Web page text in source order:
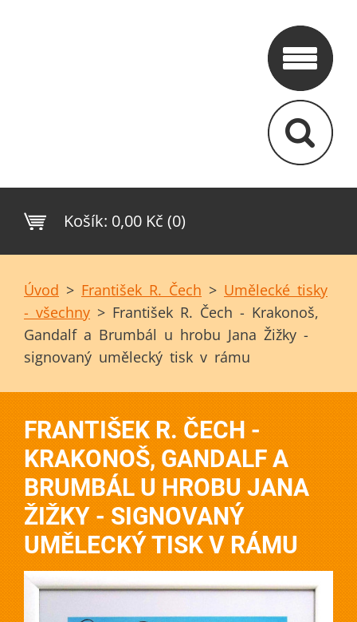
Košík: 0,00 Kč (0)
Úvod > František R. Čech > Umělecké tisky
- všechny > František R. Čech - Krakonoš,
Gandalf a Brumbál u hrobu Jana Žižky -
signovaný umělecký tisk v rámu
FRANTIŠEK R. ČECH -
KRAKONOŠ, GANDALF A
BRUMBÁL U HROBU JANA
ŽIŽKY - SIGNOVANÝ
UMĚLECKÝ TISK V RÁMU